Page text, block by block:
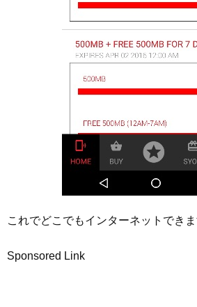
これでどこでもインターネットできま
Sponsored Link